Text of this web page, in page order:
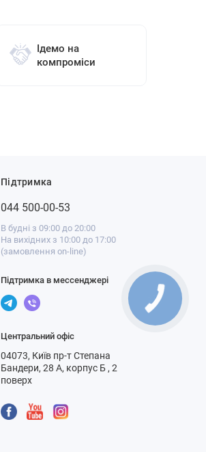
Ідемо на
компроміси
Підтримка
044 500-00-53
В будні з 09:00 до 20:00
На вихідних з 10:00 до 17:00
(замовлення on-line)
Підтримка в мессенджері
Центральний офіс
04073, Київ пр-т Степана
Бандери, 28 А, корпус Б , 2
поверх